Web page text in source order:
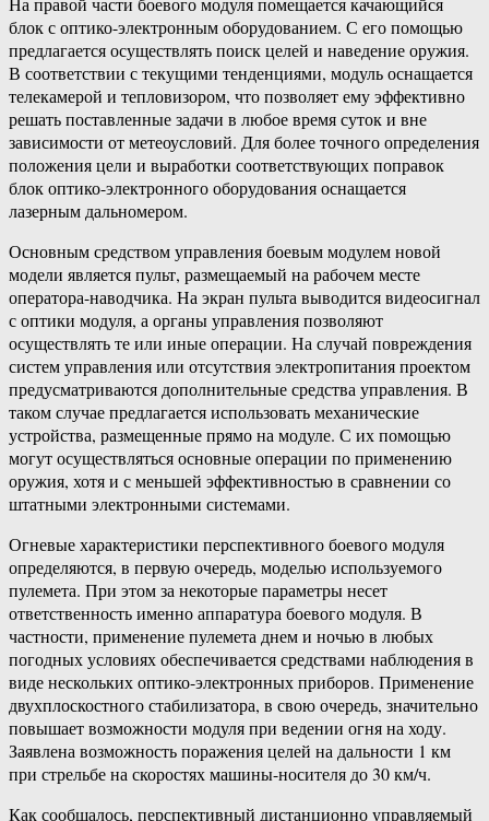
блок с оптико-электронным оборудованием. С его помощью
предлагается осуществлять поиск целей и наведение оружия.
В соответствии с текущими тенденциями, модуль оснащается
телекамерой и тепловизором, что позволяет ему эффективно
решать поставленные задачи в любое время суток и вне
зависимости от метеоусловий. Для более точного определения
положения цели и выработки соответствующих поправок
блок оптико-электронного оборудования оснащается
лазерным дальномером.
Основным средством управления боевым модулем новой
модели является пульт, размещаемый на рабочем месте
оператора-наводчика. На экран пульта выводится видеосигнал
с оптики модуля, а органы управления позволяют
осуществлять те или иные операции. На случай повреждения
систем управления или отсутствия электропитания проектом
предусматриваются дополнительные средства управления. В
таком случае предлагается использовать механические
устройства, размещенные прямо на модуле. С их помощью
могут осуществляться основные операции по применению
оружия, хотя и с меньшей эффективностью в сравнении со
штатными электронными системами.
Огневые характеристики перспективного боевого модуля
определяются, в первую очередь, моделью используемого
пулемета. При этом за некоторые параметры несет
ответственность именно аппаратура боевого модуля. В
частности, применение пулемета днем и ночью в любых
погодных условиях обеспечивается средствами наблюдения в
виде нескольких оптико-электронных приборов. Применение
двухплоскостного стабилизатора, в свою очередь, значительно
повышает возможности модуля при ведении огня на ходу.
Заявлена возможность поражения целей на дальности 1 км
при стрельбе на скоростях машины-носителя до 30 км/ч.
Как сообщалось, перспективный дистанционно управляемый